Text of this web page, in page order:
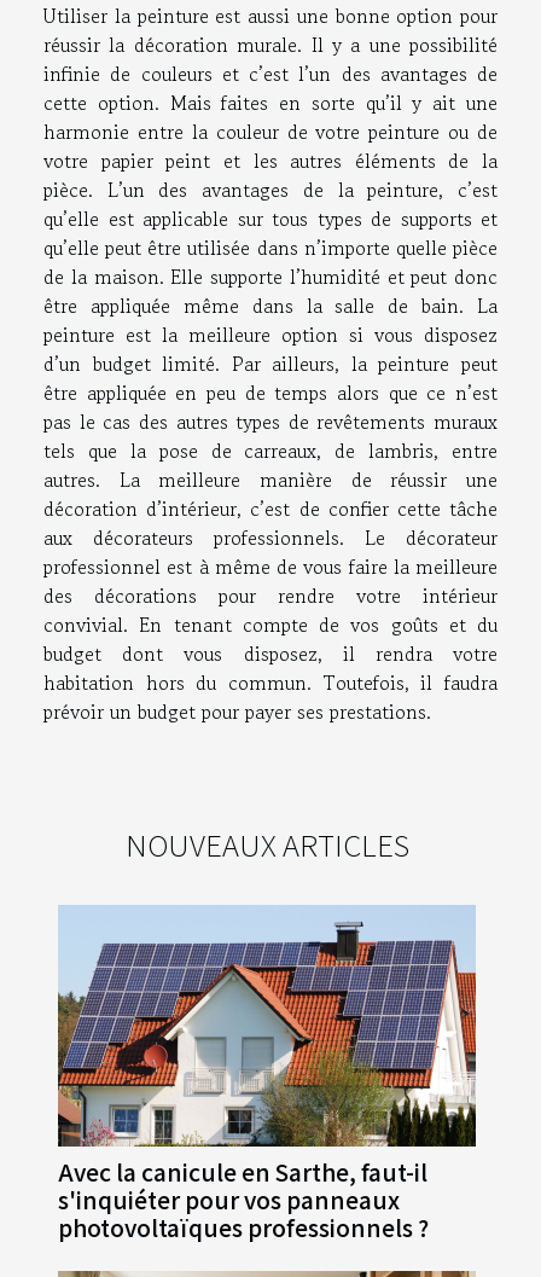
Utiliser la peinture est aussi une bonne option pour
réussir la décoration murale. Il y a une possibilité
infinie de couleurs et c’est l’un des avantages de
cette option. Mais faites en sorte qu’il y ait une
harmonie entre la couleur de votre peinture ou de
votre papier peint et les autres éléments de la
pièce. L’un des avantages de la peinture, c’est
qu’elle est applicable sur tous types de supports et
qu’elle peut être utilisée dans n’importe quelle pièce
de la maison. Elle supporte l’humidité et peut donc
être appliquée même dans la salle de bain. La
peinture est la meilleure option si vous disposez
d’un budget limité. Par ailleurs, la peinture peut
être appliquée en peu de temps alors que ce n’est
pas le cas des autres types de revêtements muraux
tels que la pose de carreaux, de lambris, entre
autres. La meilleure manière de réussir une
décoration d’intérieur, c’est de confier cette tâche
aux décorateurs professionnels. Le décorateur
professionnel est à même de vous faire la meilleure
des décorations pour rendre votre intérieur
convivial. En tenant compte de vos goûts et du
budget dont vous disposez, il rendra votre
habitation hors du commun. Toutefois, il faudra
prévoir un budget pour payer ses prestations.
NOUVEAUX ARTICLES
Avec la canicule en Sarthe, faut-il
s'inquiéter pour vos panneaux
photovoltaïques professionnels ?